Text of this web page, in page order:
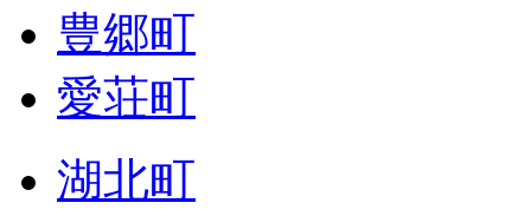
豊郷町
愛荘町
湖北町